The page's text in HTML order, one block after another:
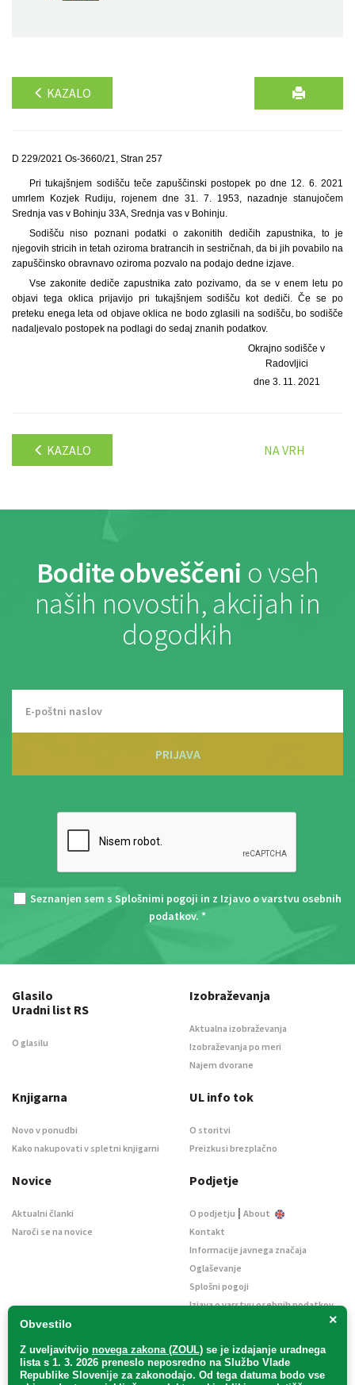
KAZALO
D 229/2021 Os-3660/21, Stran 257
Pri tukajšnjem sodišču teče zapuščinski postopek po dne 12. 6. 2021
umrlem Kozjek Rudiju, rojenem dne 31. 7. 1953, nazadnje stanujočem
Srednja vas v Bohinju 33A, Srednja vas v Bohinju.
Sodišču niso poznani podatki o zakonitih dedičih zapustnika, to je
njegovih stricih in tetah oziroma bratrancih in sestričnah, da bi jih povabilo na
zapuščinsko obravnavo oziroma pozvalo na podajo dedne izjave.
Vse zakonite dediče zapustnika zato pozivamo, da se v enem letu po
objavi tega oklica prijavijo pri tukajšnjem sodišču kot dediči. Če se po
preteku enega leta od objave oklica ne bodo zglasili na sodišču, bo sodišče
nadaljevalo postopek na podlagi do sedaj znanih podatkov.
Okrajno sodišče v
Radovljici
dne 3. 11. 2021
KAZALO NA VRH
Bodite obveščeni o vseh
naših novostih, akcijah in
dogodkih
PRIJAVA
Seznanjen sem s Splošnimi pogoji in z Izjavo o varstvu osebnih
podatkov. *
×
Obvestilo
Z uveljavitvijo novega zakona (ZOUL) se je izdajanje uradnega
lista s 1. 3. 2026 preneslo neposredno na Službo Vlade
Republike Slovenije za zakonodajo. Od tega datuma bodo vse
Glasilo
Uradni list RS
O glasilu
Izobraževanja
Aktualna izobraževanja
Izobraževanja po meri
Najem dvorane
Knjigarna
Novo v ponudbi
Kako nakupovati v spletni knjigarni
UL info tok
O storitvi
Preizkusi brezplačno
Novice
Aktualni članki
Naroči se na novice
Podjetje
O podjetju | About
Kontakt
Informacije javnega značaja
Oglaševanje
Splošni pogoji
Izjava o varstvu osebnih podatkov